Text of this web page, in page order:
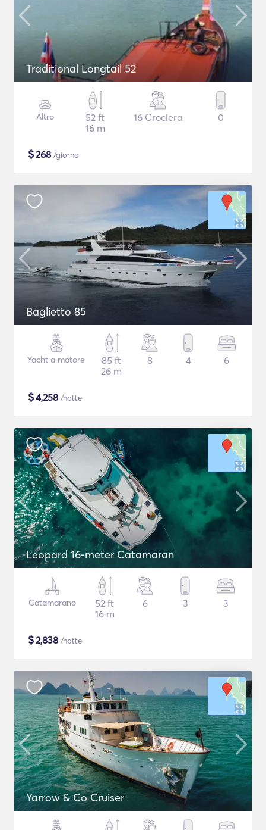
Traditional Longtail 52
Altro
52 ft
16 m
16 Crociera 0
$268 /giorno
Baglietto 85
Yacht a motore
85 ft
26 m
8 4 6
$4,258 /notte
Leopard 16-meter Catamaran
Catamarano
52 ft
16 m
6 3 3
$2,838 /notte
Yarrow & Co Cruiser